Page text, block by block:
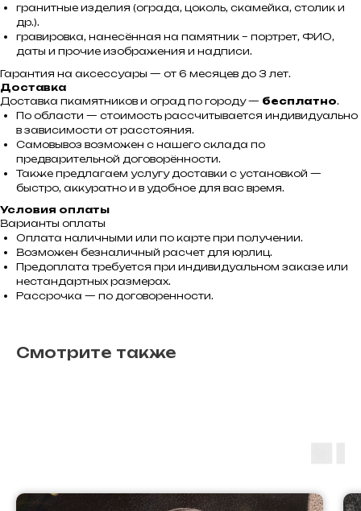
гранитные изделия (ограда, цоколь, скамейка, столик и
др.).
гравировка, нанесённая на памятник – портрет, ФИО,
даты и прочие изображения и надписи.
Гарантия на аксессуары — от 6 месяцев до 3 лет.
Доставка
Доставка пкамятников и оград по городу — бесплатно.
По области — стоимость рассчитывается индивидуально
в зависимости от расстояния.
Самовывоз возможен с нашего склада по
предварительной договорённости.
Также предлагаем услугу доставки с установкой —
быстро, аккуратно и в удобное для вас время.
Условия оплаты
Варианты оплаты
Оплата наличными или по карте при получении.
Возможен безналичный расчет для юрлиц.
Предоплата требуется при индивидуальном заказе или
нестандартных размерах.
Рассрочка — по договоренности.
Смотрите также